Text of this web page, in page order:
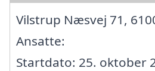
Vilstrup Næsvej 71,
Ansatte:
Startdato: 25. oktober